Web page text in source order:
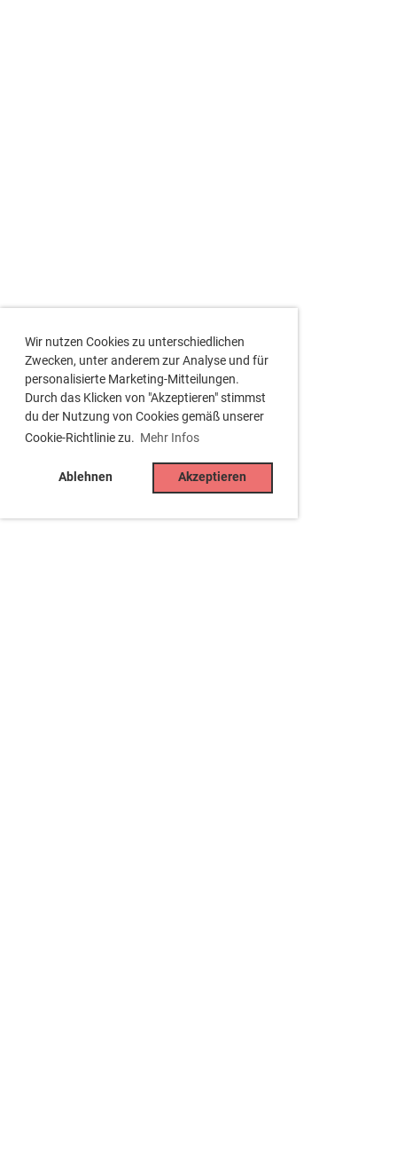
Wir nutzen Cookies zu unterschiedlichen
Zwecken, unter anderem zur Analyse und für
personalisierte Marketing-Mitteilungen.
Durch das Klicken von "Akzeptieren" stimmst
du der Nutzung von Cookies gemäß unserer
Cookie-Richtlinie zu. Mehr Infos
Ablehnen Akzeptieren